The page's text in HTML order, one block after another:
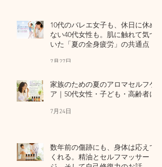
10代のバレエ女子も、休日に休め
ない40代女性も。肌に触れて気づ
いた「夏の全身疲労」の共通点
7月27日
家族のための夏のアロマセルフケ
ア｜50代女性・子ども・高齢者に
7月24日
数年前の傷跡にも、身体は応えて
くれる。精油とセルフマッサー